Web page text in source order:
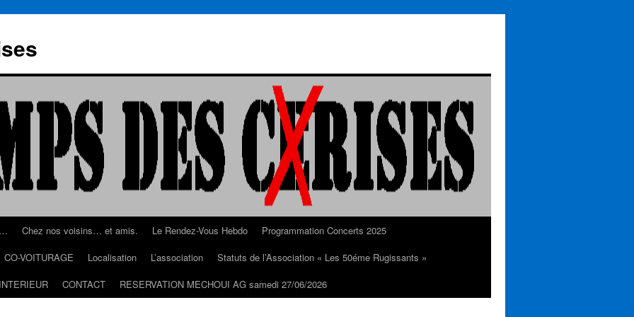
Chez nos voisins… et amis. Le Rendez-Vous Hebdo
Programmation Concerts 2025
CO-VOITURAGE Localisation L’association
Statuts de l’Association « Les 50éme Rugissants »
CONTACT RESERVATION MECHOUI AG samedi 27/06/2026